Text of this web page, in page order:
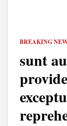
BREAKING
sunt